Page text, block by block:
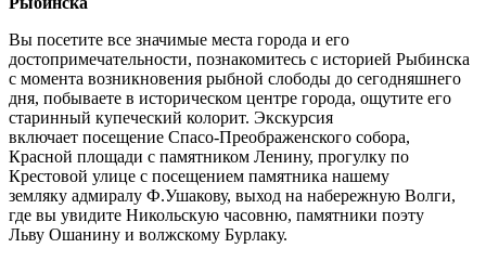
Вы посетите все значимые места города и его
достопримечательности, познакомитесь с историей Рыбинска
с момента возникновения рыбной слободы до сегодняшнего
дня, побываете в историческом центре города, ощутите его
старинный купеческий колорит. Экскурсия
включает посещение Спасо-Преображенского собора,
Красной площади с памятником Ленину, прогулку по
Крестовой улице с посещением памятника нашему
земляку адмиралу Ф.Ушакову, выход на набережную Волги,
где вы увидите Никольскую часовню, памятники поэту
Льву Ошанину и волжскому Бурлаку.